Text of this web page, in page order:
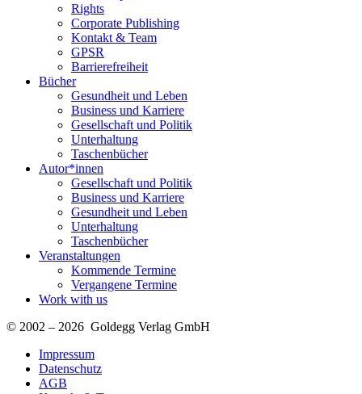
Rights
Corporate Publishing
Kontakt & Team
GPSR
Barrierefreiheit
Bücher
Gesundheit und Leben
Business und Karriere
Gesellschaft und Politik
Unterhaltung
Taschenbücher
Autor*innen
Gesellschaft und Politik
Business und Karriere
Gesundheit und Leben
Unterhaltung
Taschenbücher
Veranstaltungen
Kommende Termine
Vergangene Termine
Work with us
© 2002 – 2026 Goldegg Verlag GmbH
Impressum
Datenschutz
AGB